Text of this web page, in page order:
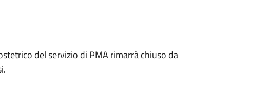
del servizio di PMA rimarrà chiuso da